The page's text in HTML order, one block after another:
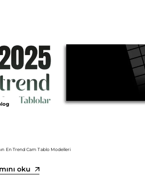
En Trend Cam Tablo Modelleri
oku